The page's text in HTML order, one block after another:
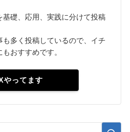
礎、応用、実践に分けて投稿
多く投稿しているので、イチ
おすすめです。
やってます